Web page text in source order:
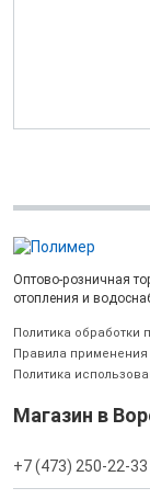
Оптово-розничная
отопления и
Политика обработки
Правила применения
Политика
Магазин в
+7 (473) 250-22-33